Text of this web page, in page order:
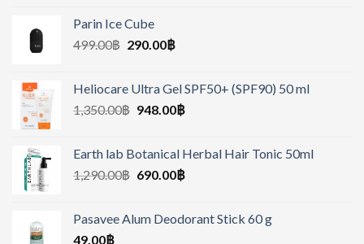
Parin Ice Cube
499.00฿ 290.00฿
Heliocare Ultra Gel SPF50+ (SPF90) 50 ml
1,350.00฿ 948.00฿
Earth lab Botanical Herbal Hair Tonic 50ml
1,290.00฿ 690.00฿
Pasavee Alum Deodorant Stick 60 g
49.00฿